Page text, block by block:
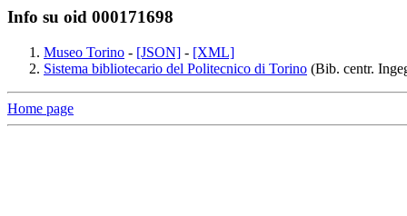
Info su oid 000171698
Museo Torino - [JSON] - [XML]
Sistema bibliotecario del Politecnico di Torino (Bib. centr.
Home page